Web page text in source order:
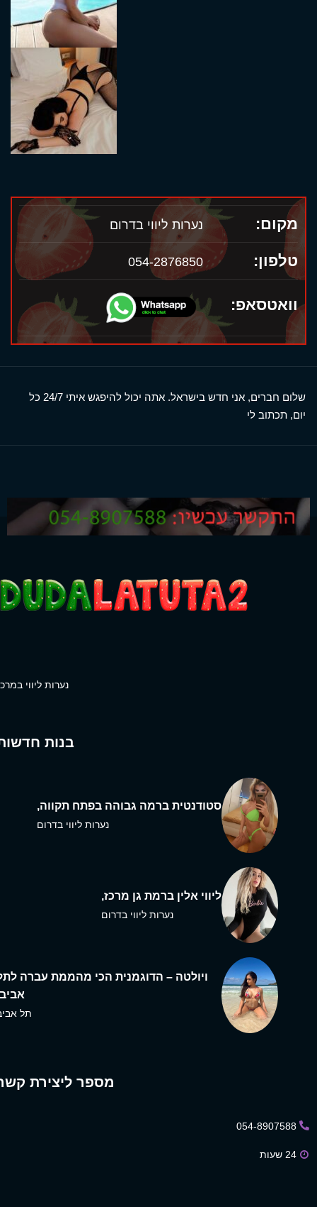
מקום: נערות ליווי בדרום
טלפון: 054-2876850
וואטסאפ:
שלום חברים, אני חדש בישראל. אתה יכול להיפגש איתי 24/7 כל
יום, תכתוב לי
נערות ליווי
בנות
סטודנטית ברמה גבוהה בפתח תקווה,
נערות ליווי בדרום
ליווי אלין ברמת גן מרכז,
נערות ליווי בדרום
ויולטה – הדוגמנית הכי מהממת עברה
תל
מספר ליצירת
054-8907588
24 שעות